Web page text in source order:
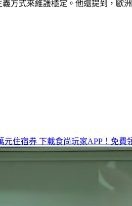
方式來維護穩定。他還提到，
元住宿券 下載食尚玩家APP！免費